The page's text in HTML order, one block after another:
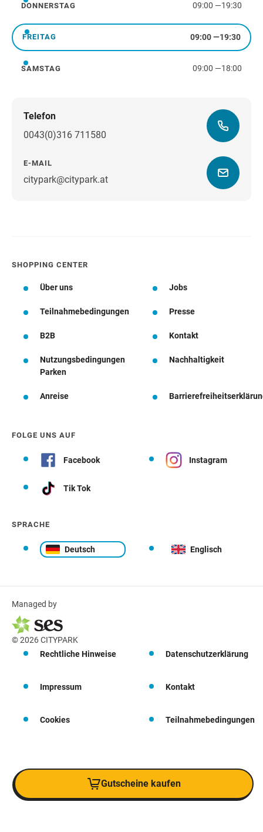
Donnerstag
DONNERSTAG 09:00 —19:30
Freitag
FREITAG 09:00—19:30
Samstag
SAMSTAG 09:00 —18:00
Telefon
0043(0)316 711580
E-MAIL
citypark@citypark.atWegbeschreibung
SHOPPING CENTER
Über uns Jobs
Teilnahmebedingungen Presse
B2B Kontakt
Nutzungsbedingungen
Parken
Nachhaltigkeit
Anreise
FOLGE UNS AUF
Facebook Instagram
Tik Tok
SPRACHE
Deutsch Englisch
Managed by
© 2026 CITYPARK
Rechtliche Hinweise
Datenschutzerklärung
Impressum Kontakt
Cookies Teilnahmebedingungen
Gutscheine kaufen